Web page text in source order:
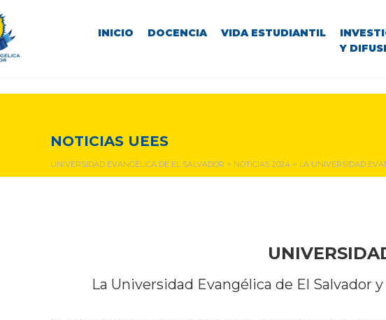
INICIO DOCENCIA VIDA ESTUDIANTIL
Y
NOTICIAS UEES
UNIVERSIDAD EVANGÉLICA DE EL SALVADOR > NOTICIAS 2024 > LA UNIVERSIDAD
La Universidad Evangélica de El Salvador